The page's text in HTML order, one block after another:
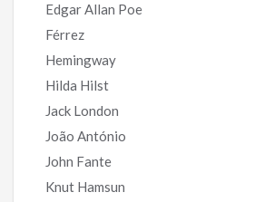
Edgar Allan Poe
Férrez
Hemingway
Hilda Hilst
Jack London
João António
John Fante
Knut Hamsun